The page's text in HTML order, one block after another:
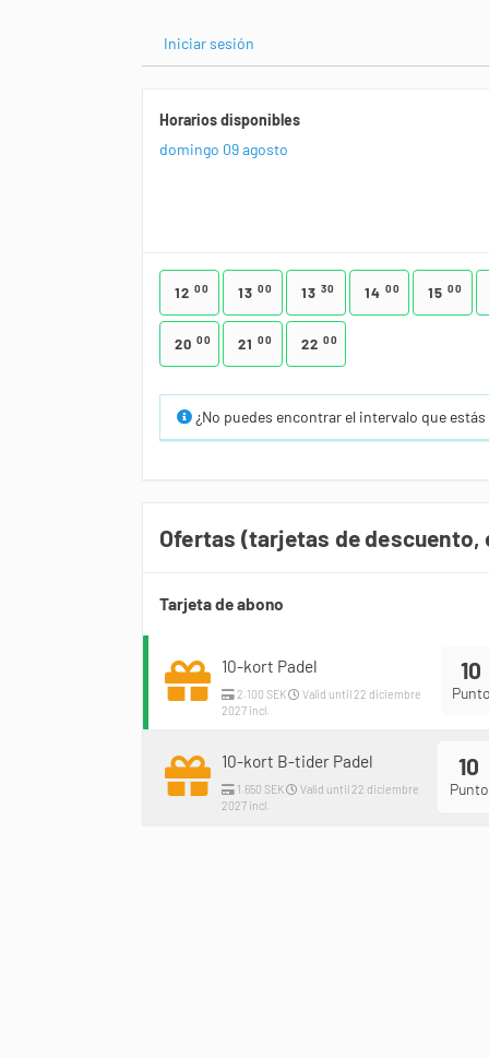
Iniciar sesión
Horarios disponibles
domingo 09 agosto
12 00 13 00 13 30 14 00 15 00
20 00 21 00 22 00
¿No puedes encontrar el intervalo que
Ofertas (tarjetas de descuento,
Tarjeta de abono
10
10-kort Padel
2.100 SEK
Valid until 22 diciembre
2027 incl.
10
Punto
10-kort B-tider Padel
1.650 SEK
Valid until 22 diciembre
2027 incl.